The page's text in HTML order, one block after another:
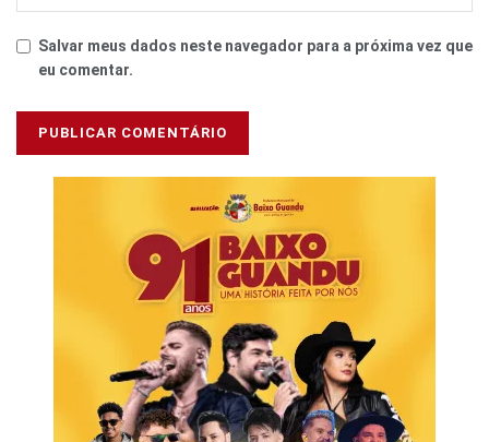
Salvar meus dados neste navegador para a próxima vez que
eu comentar.